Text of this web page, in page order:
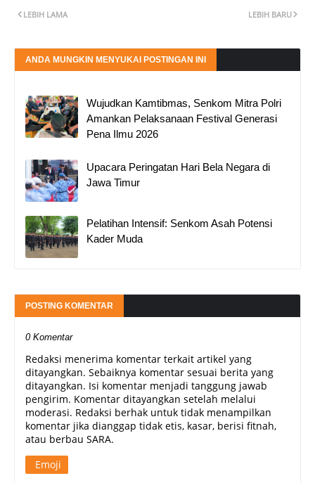
LEBIH BARU
LEBIH LAMA
ANDA MUNGKIN MENYUKAI POSTINGAN INI
Wujudkan Kamtibmas, Senkom Mitra Polri
Amankan Pelaksanaan Festival Generasi
Pena Ilmu 2026
Upacara Peringatan Hari Bela Negara di
Jawa Timur
Pelatihan Intensif: Senkom Asah Potensi
Kader Muda
POSTING KOMENTAR
0 Komentar
Redaksi menerima komentar terkait artikel yang
ditayangkan. Sebaiknya komentar sesuai berita yang
ditayangkan. Isi komentar menjadi tanggung jawab
pengirim. Komentar ditayangkan setelah melalui
moderasi. Redaksi berhak untuk tidak menampilkan
komentar jika dianggap tidak etis, kasar, berisi fitnah,
atau berbau SARA.
Emoji